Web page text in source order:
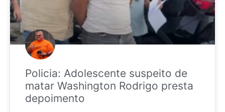
Policia: Adolescente suspeito de
matar Washington Rodrigo presta
depoimento